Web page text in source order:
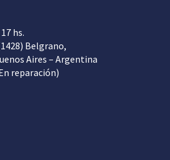
hs.
Belgrano,
Aires – Argentina
reparación)